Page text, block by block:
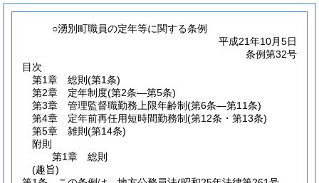
○湧別町職員の定年等に関する条例
平成21年10月5日
条例第32号
目次
第1章
総則 (第1条)
第2章
定年制度(第2条―第5条)
第3章
管理監督職勤務上限年齢制(第6条―第11条)
第4章
定年前再任用短時間勤務制(第12条・第13条)
第5章
雑則 (第14条)
附則
第1章
総則
(趣旨)